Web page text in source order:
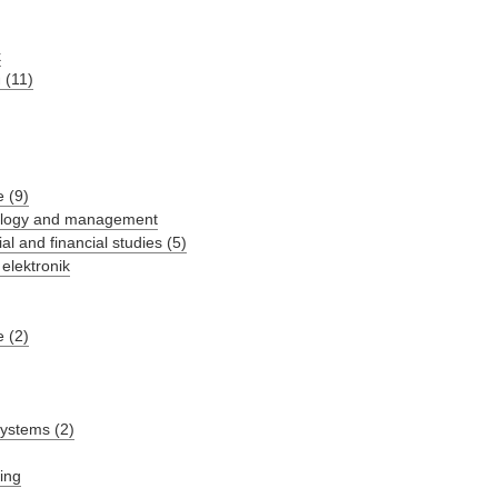
(11)
(9)
and management
and financial studies (5)
(2)
(2)